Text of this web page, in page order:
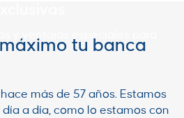
tu banca
más de 57 años. Estamos
a día, como lo estamos con